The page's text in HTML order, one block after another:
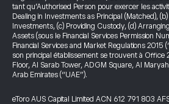
tant qu’Authorised Person pour exercer les
Dealing in Investments as Principal (Matched),
Investments, (c) Providing Custody, (d)
Assets (sous le Financial Services Permission
Financial Services and Market Regulations 2015
son principal établissement se trouvent à Office
Floor, Al Sarab Tower, ADGM Square, Al
Arab Emirates (“UAE”).
eToro AUS Capital Limited ACN 612 791 803